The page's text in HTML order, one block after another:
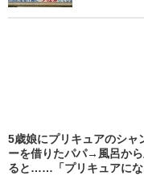
5歳娘にプリキュアのシャ
ーを借りたパパ→風呂か
ると……「プリキュアに